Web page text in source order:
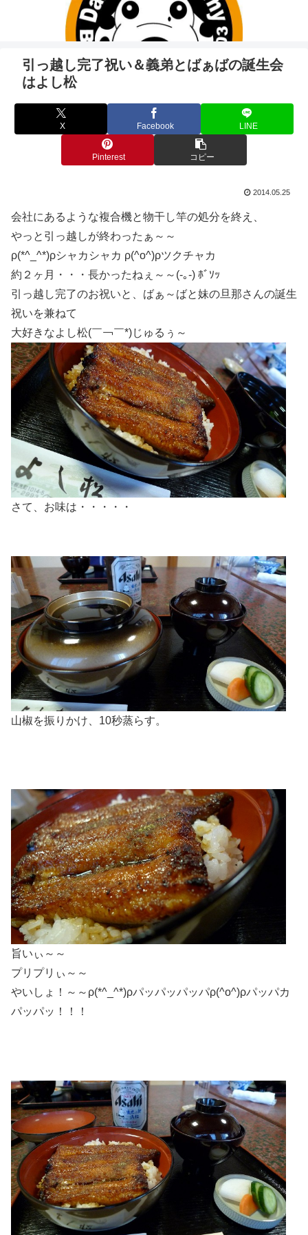
引っ越し完了祝い＆義弟とばぁばの誕生会
はよし松
X Facebook LINE
Pinterest コピー
2014.05.25
会社にあるような複合機と物干し竿の処分を終え、
やっと引っ越しが終わったぁ～～
ρ(*^_^*)ρシャカシャカ ρ(^o^)ρツクチャカ
約２ヶ月・・・長かったねぇ～～(-｡-) ﾎﾞｿｯ
引っ越し完了のお祝いと、ばぁ～ばと妹の旦那さんの誕生
祝いを兼ねて
大好きなよし松(￣￢￣*)じゅるぅ～
さて、お味は・・・・・
山椒を振りかけ、10秒蒸らす。
旨いぃ～～
プリプリぃ～～
やいしょ！～～ρ(*^_^*)ρパッパッパッパρ(^o^)ρパッパカ
パッパッ！！！